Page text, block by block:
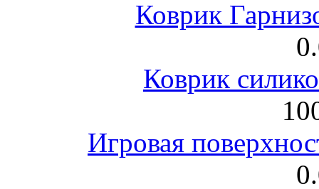
Коврик
Коврик
Игровая